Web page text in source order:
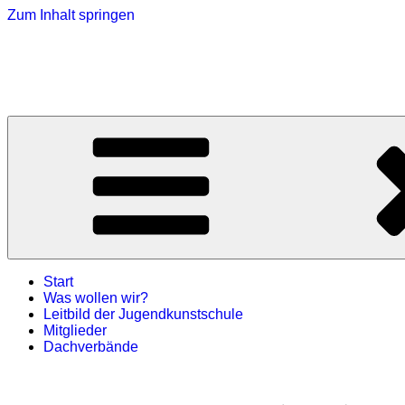
Zum Inhalt springen
Start
Was wollen wir?
Leitbild der Jugendkunstschule
Mitglieder
Dachverbände